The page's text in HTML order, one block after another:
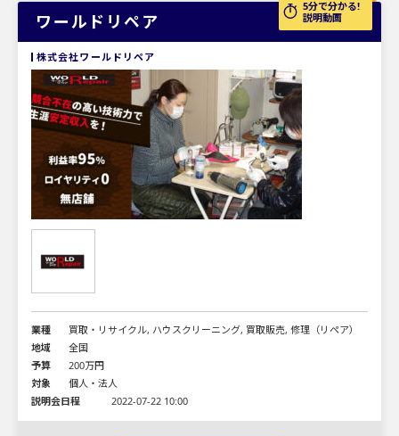
5分で分かる!
説明動画
ワールドリペア
株式会社ワールドリペア
業種
買取・リサイクル, ハウスクリーニング, 買取販売, 修理（リペア）
地域
全国
予算
200万円
対象
個人・法人
説明会日程
2022-07-22 10:00